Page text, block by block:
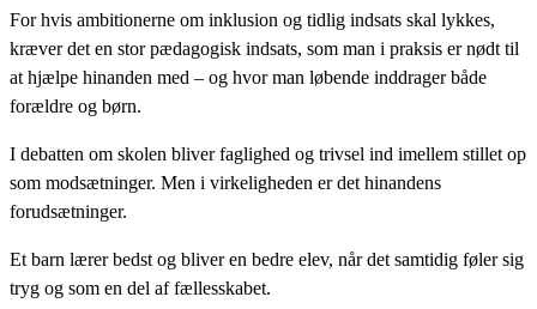
For hvis ambitionerne om inklusion og tidlig indsats skal lykkes,
kræver det en stor pædagogisk indsats, som man i praksis er nødt til
at hjælpe hinanden med – og hvor man løbende inddrager både
forældre og børn.
I debatten om skolen bliver faglighed og trivsel ind imellem stillet op
som modsætninger. Men i virkeligheden er det hinandens
forudsætninger.
Et barn lærer bedst og bliver en bedre elev, når det samtidig føler sig
tryg og som en del af fællesskabet.